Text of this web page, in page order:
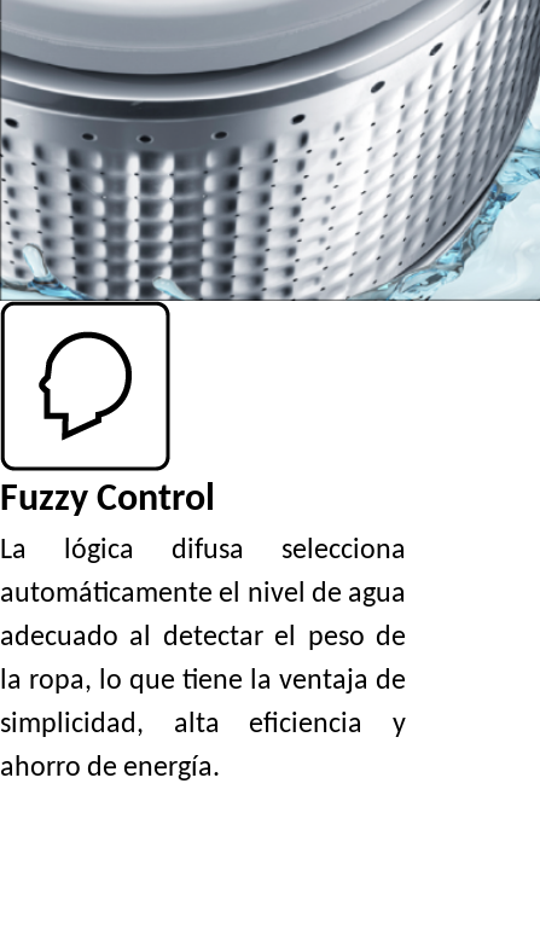
Fuzzy Control
La lógica difusa selecciona
automáticamente el nivel de agua
adecuado al detectar el peso de
la ropa, lo que tiene la ventaja de
simplicidad, alta eficiencia y
ahorro de energía.